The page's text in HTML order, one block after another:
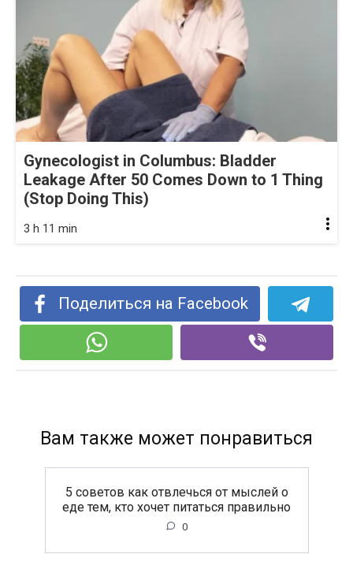
Gynecologist in Columbus: Bladder
Leakage After 50 Comes Down to 1 Thing
(Stop Doing This)
3 h 11 min
Поделиться на Facebook
Вам также может понравиться
5 советов как отвлечься от мыслей о
еде тем, кто хочет питаться правильно
0